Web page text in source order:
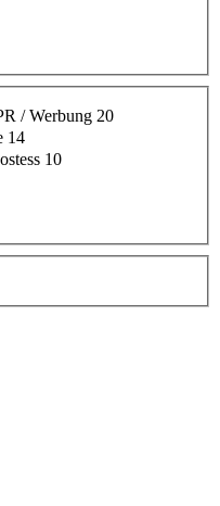
/ Werbung 20
14
10